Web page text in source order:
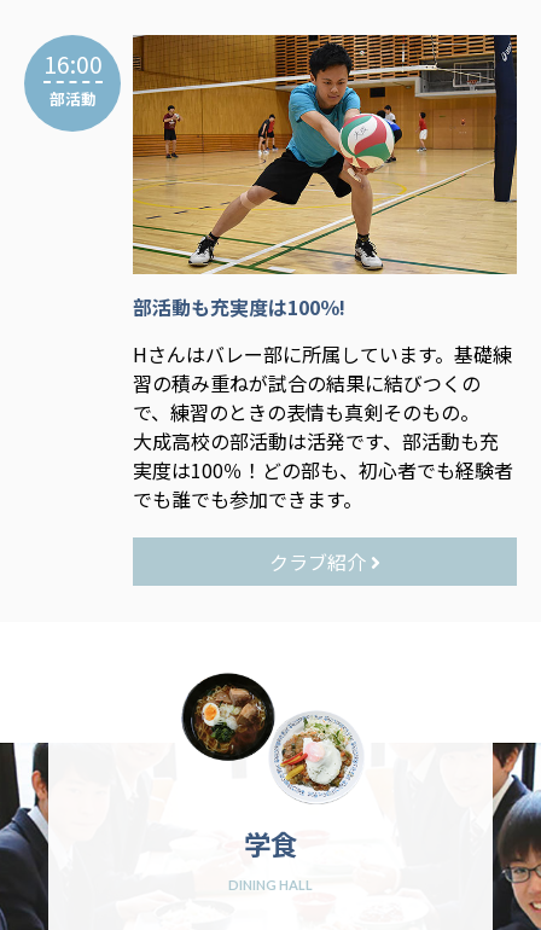
16:00
部活動
部活動も充実度は100％!
Hさんはバレー部に所属しています。基礎練
習の積み重ねが試合の結果に結びつくの
で、練習のときの表情も真剣そのもの。
大成高校の部活動は活発です、部活動も充
実度は100％！どの部も、初心者でも経験者
でも誰でも参加できます。
クラブ紹介
学食
DINING HALL